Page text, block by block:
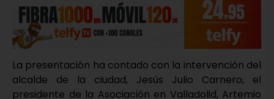
La presentación ha contado con la intervención del
alcalde de la ciudad, Jesús Julio Carnero, el
presidente de la Asociación en Valladolid, Artemio